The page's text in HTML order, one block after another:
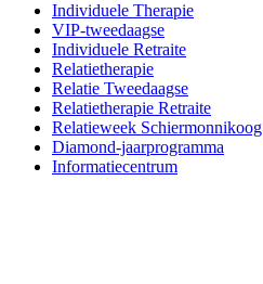
Individuele Therapie
VIP-tweedaagse
Individuele Retraite
Relatietherapie
Relatie Tweedaagse
Relatietherapie Retraite
Relatieweek Schiermonnikoog
Diamond-jaarprogramma
Informatiecentrum